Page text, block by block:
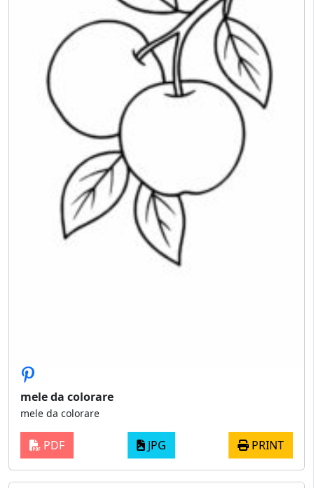
mele da colorare
mele da colorare
PDF JPG PRINT